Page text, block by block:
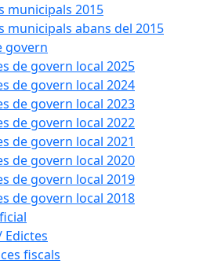
municipals 2015
municipals abans del 2015
govern
de govern local 2025
de govern local 2024
de govern local 2023
de govern local 2022
de govern local 2021
de govern local 2020
de govern local 2019
de govern local 2018
Edictes
fiscals